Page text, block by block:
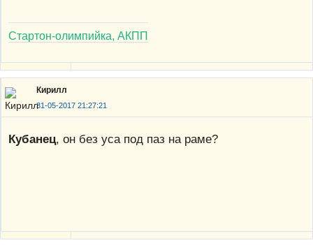
Стартон-олимпийка, АКПП
Кирилл
31-05-2017 21:27:21
Кубанец, он без уса под паз на раме?